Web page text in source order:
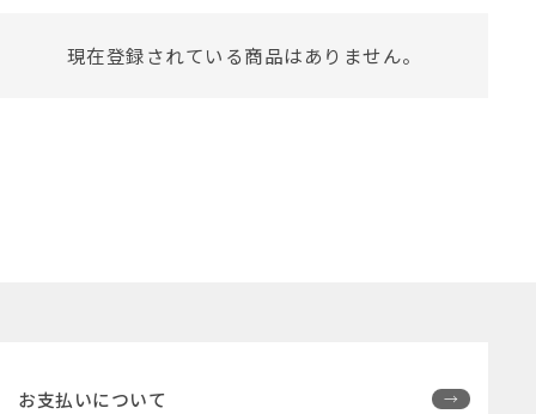
現在登録されている商品はありません。
お支払いについて